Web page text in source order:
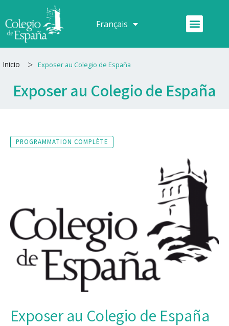
au
contenu
Français
Español Menu
Inicio > Exposer au Colegio de España
Exposer au Colegio de España
PROGRAMMATION COMPLÈTE
Exposer au Colegio de España